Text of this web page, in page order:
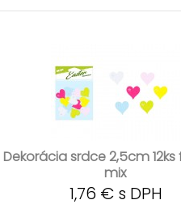
Dekorácia srdce 2,5cm
mix
1,76 € s DPH